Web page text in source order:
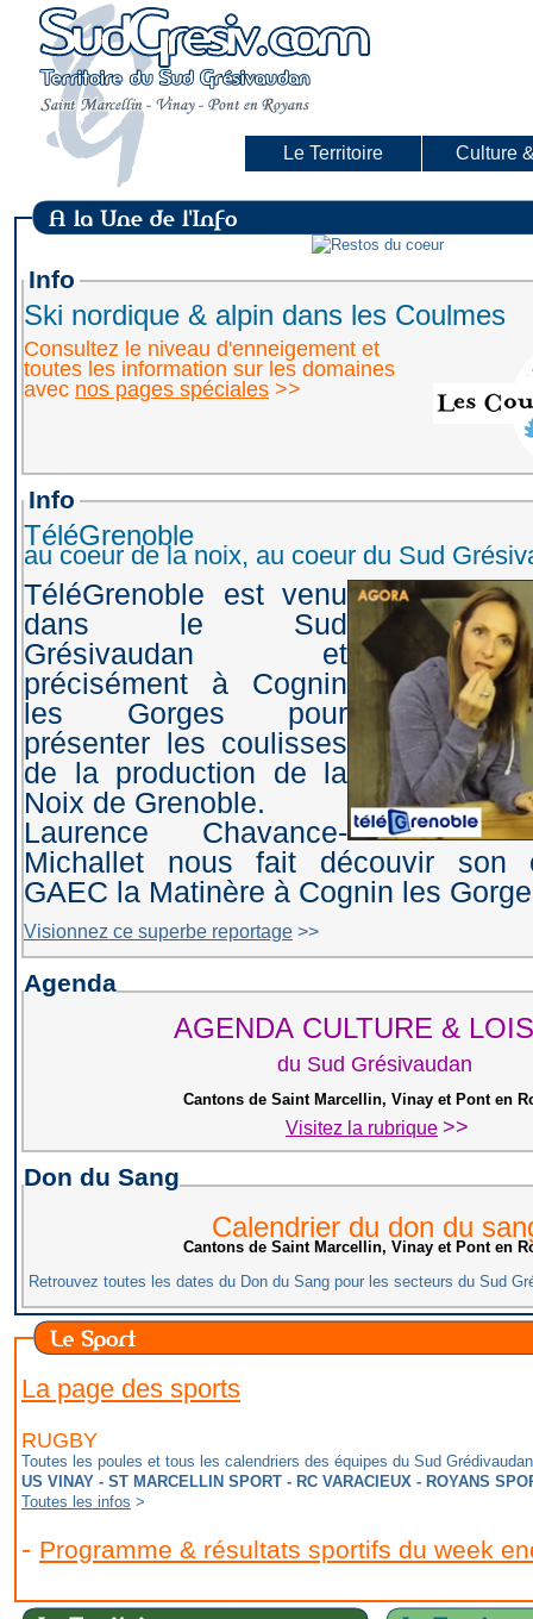
Le Territoire Culture
Info
Ski nordique & alpin dans les Coulmes
Consultez le niveau d'enneigement et
toutes les information sur les domaines
avec nos pages spéciales >>
Info
TéléGrenoble
au coeur de la noix, au coeur du Sud
TéléGrenoble est venu
dans le Sud
Grésivaudan et
précisément à Cognin
les Gorges pour
présenter les coulisses
de la production de la
Noix de Grenoble.
Laurence Chavance-
Michallet nous fait découvir son
GAEC la Matinère à Cognin les
Visionnez ce superbe reportage >>
Agenda
AGENDA CULTURE &
du Sud Grésivaudan
Cantons de Saint Marcellin, Vinay et Pont en
Visitez la rubrique >>
Don du Sang
Calendrier du don du
Cantons de Saint Marcellin, Vinay et Pont en
Retrouvez toutes les dates du Don du Sang pour les secteurs du Sud
La page des sports
RUGBY
Toutes les poules et tous les calendriers des équipes du Sud
US VINAY - ST MARCELLIN SPORT - RC VARACIEUX - ROYANS
Toutes les infos >
- Programme & résultats sportifs du week